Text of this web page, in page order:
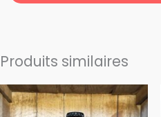
Produits similaires